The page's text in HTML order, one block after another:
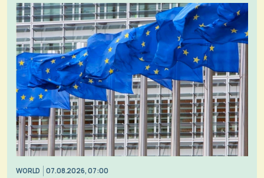
WORLD 07.08.2026, 07:00